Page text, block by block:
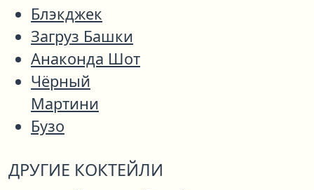
Блэкджек
Загруз Башки
Анаконда Шот
Чёрный
Мартини
Бузо
ДРУГИЕ КОКТЕЙЛИ